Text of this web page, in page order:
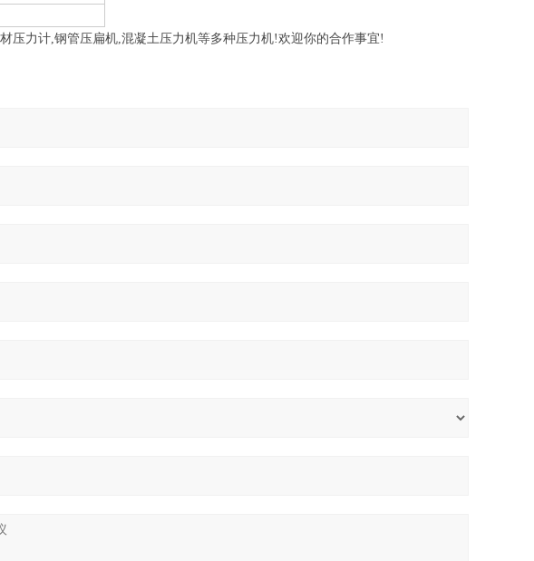
压力计,钢管压扁机,混凝土压力机等多种压力机!欢迎你的合作事宜!